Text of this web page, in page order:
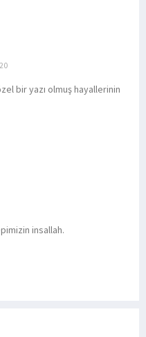
bir yazı olmuş hayallerinin
insallah.